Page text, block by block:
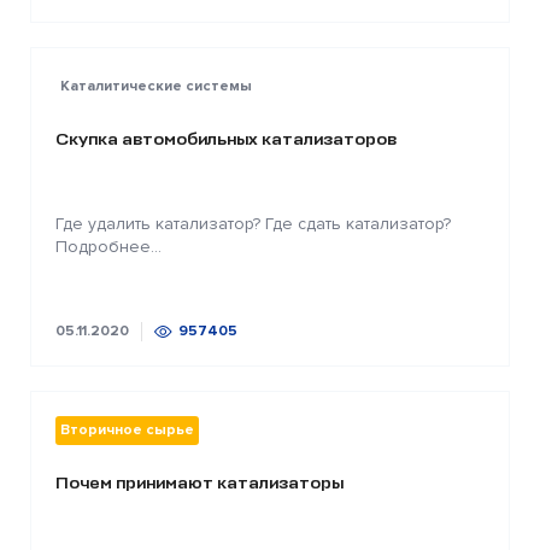
Каталитические системы
Скупка автомобильных катализаторов
Где удалить катализатор? Где сдать катализатор?
Подробнее...
05.11.2020 957405
Вторичное сырье
Почем принимают катализаторы